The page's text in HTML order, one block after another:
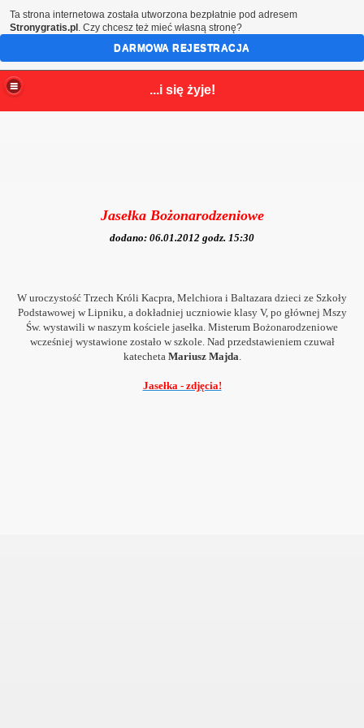
...i się żyje!
Jasełka Bożonarodzeniowe
dodano: 06.01.2012 godz. 15:30
W uroczystość Trzech Króli Kacpra, Melchiora i Baltazara dzieci ze Szkoły
Podstawowej w Lipniku, a dokładniej uczniowie klasy V, po głównej Mszy
Św. wystawili w naszym kościele jasełka. Misterum Bożonarodzeniowe
wcześniej wystawione zostało w szkole. Nad przedstawieniem czuwał
katecheta Mariusz Majda.
Jasełka - zdjęcia!
Bobola
Ta strona internetowa została utworzona bezpłatnie pod adresem
Stronygratis.pl . Czy chcesz też mieć własną stronę?
DARMOWA REJESTRACJA